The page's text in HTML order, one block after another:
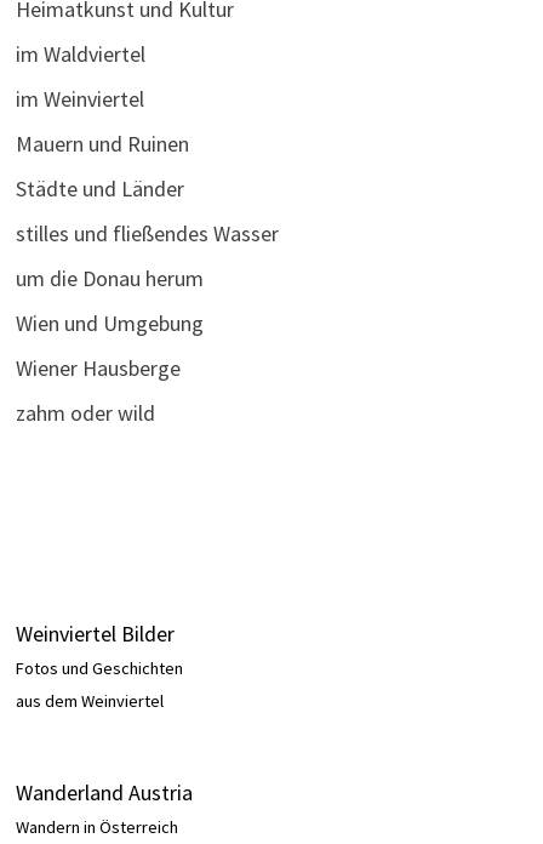
Heimatkunst und Kultur
im Waldviertel
im Weinviertel
Mauern und Ruinen
Städte und Länder
stilles und fließendes Wasser
um die Donau herum
Wien und Umgebung
Wiener Hausberge
zahm oder wild
Weinviertel Bilder
Fotos und Geschichten
aus dem Weinviertel
Wanderland Austria
Wandern in Österreich